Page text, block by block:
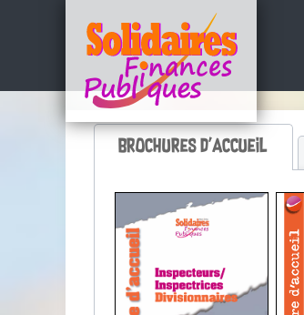
Brochures d'accueil